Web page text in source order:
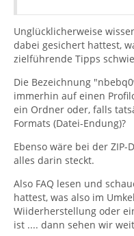
Unglücklicherweise
dabei gesichert hattest,
zielführende Tipps
Die Bezeichnung
immerhin auf einen
ein Ordner oder, falls
Formats (Datei-Endung)?
Ebenso wäre bei der
alles darin steckt.
Also FAQ lesen und
hattest, was also im
Wiiderherstellung oder
ist .... dann sehen wir